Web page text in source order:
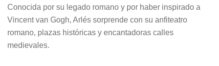
Conocida por su legado romano y por haber inspirado a
Vincent van Gogh, Arlés sorprende con su anfiteatro
romano, plazas históricas y encantadoras calles
medievales.